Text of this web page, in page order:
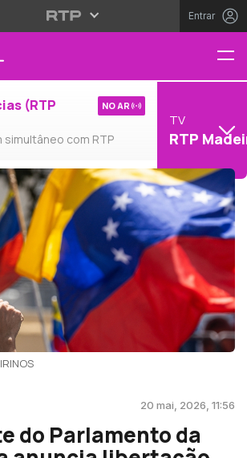
Entrar
(RTP
simultâneo com RTP
NO AR
TV
RTP
20 mai, 2026, 11:56
do Parlamento da